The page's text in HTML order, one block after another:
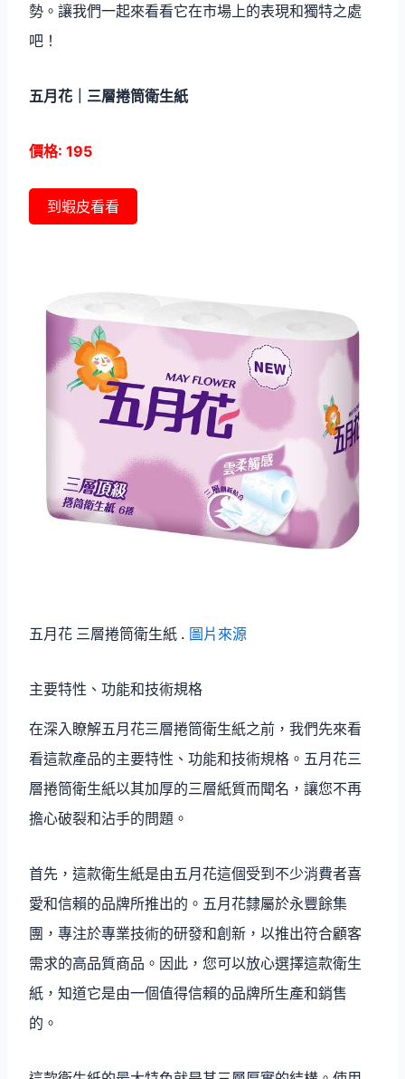
勢。讓我們一起來看看它在市場上的表現和獨特之處
吧！
五月花｜三層捲筒衛生紙
價格: 195
到蝦皮看看
五月花 三層捲筒衛生紙 . 圖片來源
主要特性、功能和技術規格
在深入瞭解五月花三層捲筒衛生紙之前，我們先來看
看這款產品的主要特性、功能和技術規格。五月花三
層捲筒衛生紙以其加厚的三層紙質而聞名，讓您不再
擔心破裂和沾手的問題。
首先，這款衛生紙是由五月花這個受到不少消費者喜
愛和信賴的品牌所推出的。五月花隸屬於永豐餘集
團，專注於專業技術的研發和創新，以推出符合顧客
需求的高品質商品。因此，您可以放心選擇這款衛生
紙，知道它是由一個值得信賴的品牌所生產和銷售
的。